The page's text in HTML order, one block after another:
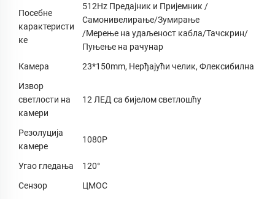
Посебне
карактеристи
ке
512Hz Предајник и Пријемник /
Самонивелирање/Зумирање
/Мерење на удаљеност кабла/Тачскрин/
Пуњење на рачунар
Камера
23*150mm, Нерђајући челик, Флексибилна
Извор
светлости на
камери
12 ЛЕД са бијелом светлошћу
Резолуција
камере
1080P
Угао гледања
120°
Сензор
ЦМОС